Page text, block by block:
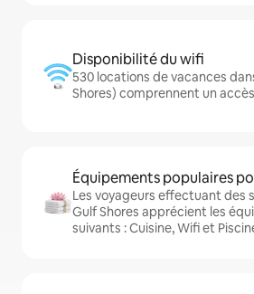
Disponibilité du wifi
530 locations de vacances
Shores) comprennent un
Équipements populaires
Les voyageurs effectuant des
Gulf Shores apprécient les
suivants : Cuisine, Wifi et